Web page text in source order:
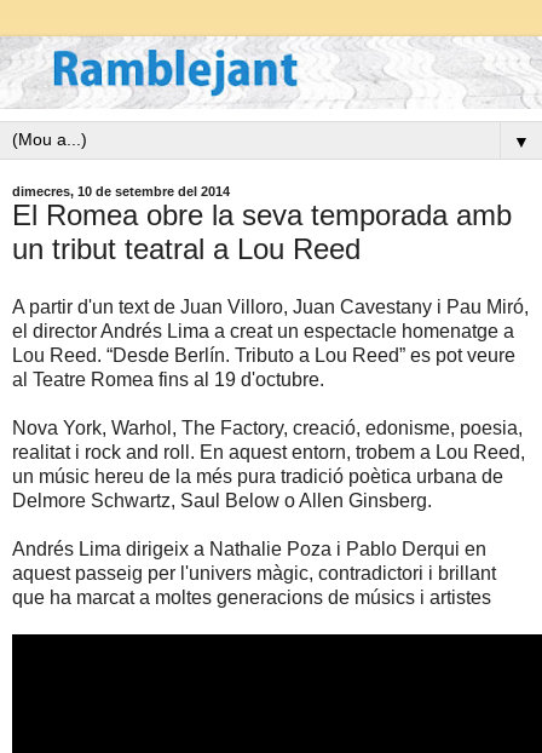
▼
dimecres, 10 de setembre del 2014
El Romea obre la seva temporada amb
un tribut teatral a Lou Reed
A partir d'un text de Juan Villoro, Juan Cavestany i Pau Miró,
el director Andrés Lima a creat un espectacle homenatge a
Lou Reed. “Desde Berlín. Tributo a Lou Reed” es pot veure
al Teatre Romea fins al 19 d'octubre.
Nova York, Warhol, The Factory, creació, edonisme, poesia,
realitat i rock and roll. En aquest entorn, trobem a Lou Reed,
un músic hereu de la més pura tradició poètica urbana de
Delmore Schwartz, Saul Below o Allen Ginsberg.
Andrés Lima dirigeix a Nathalie Poza i Pablo Derqui en
aquest passeig per l'univers màgic, contradictori i brillant
que ha marcat a moltes generacions de músics i artistes